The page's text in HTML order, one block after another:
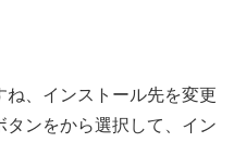
ね、インストール先を変更
タンをから選択して、イン